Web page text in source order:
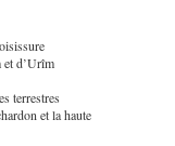
et d’Urîm
terrestres
et la haute